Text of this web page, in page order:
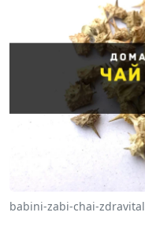
babini-zabi-chai-zdravital